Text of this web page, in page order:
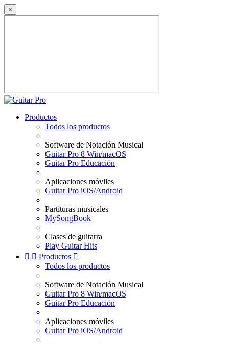
×
Productos
Todos los productos
Software de Notación Musical
Guitar Pro 8 Win/macOS
Guitar Pro Educación
Aplicaciones móviles
Guitar Pro iOS/Android
Partituras musicales
MySongBook
Clases de guitarra
Play Guitar Hits
  Productos 
Todos los productos
Software de Notación Musical
Guitar Pro 8 Win/macOS
Guitar Pro Educación
Aplicaciones móviles
Guitar Pro iOS/Android